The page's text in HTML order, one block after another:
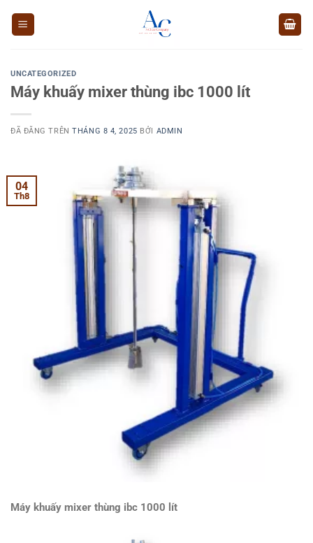
UNCATEGORIZED
Máy khuấy mixer thùng ibc 1000 lít
ĐÃ ĐĂNG TRÊNTHÁNG 8 4, 2025 BỞI ADMIN
04
Th8
Máy khuấy mixer thùng ibc 1000 lít